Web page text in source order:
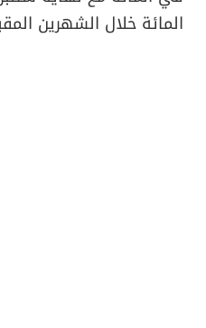
المائة خلال الشهرين